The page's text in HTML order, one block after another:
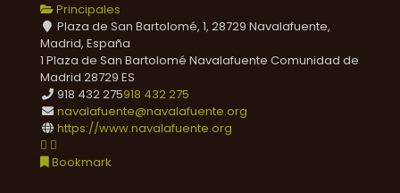
Principales
Plaza de San Bartolomé, 1, 28729 Navalafuente,
Madrid, España
1 Plaza de San Bartolomé Navalafuente Comunidad de
Madrid 28729 ES
918 432 275918 432 275
navalafuente@navalafuente.org
https://www.navalafuente.org
Bookmark